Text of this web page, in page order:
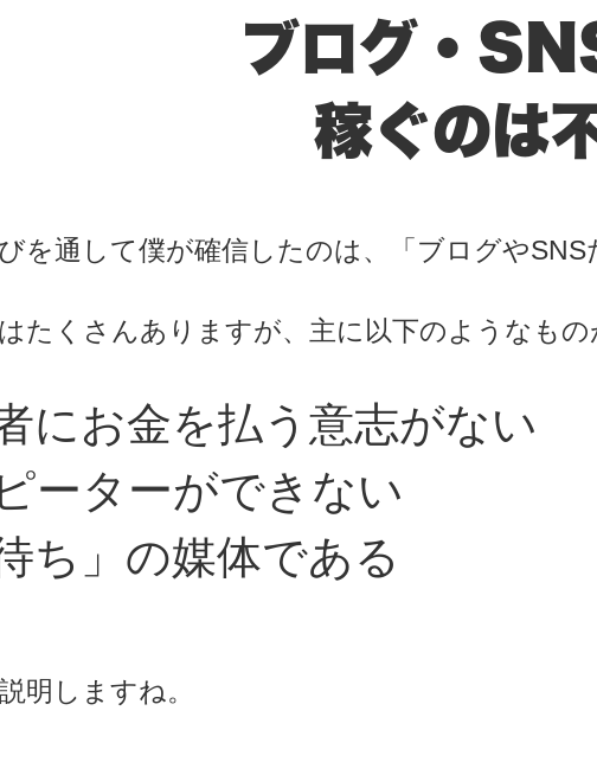
ブログ・
稼ぐのは
を通して僕が確信したのは、「ブログや
たくさんありますが、主に以下のようなもの
にお金を払う意志がない
ーターができない
ち」の媒体である
明しますね。